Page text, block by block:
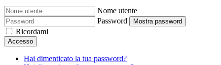
Nome utente
Password
Mostra password
Ricordami
Accesso
Hai dimenticato la tua password?